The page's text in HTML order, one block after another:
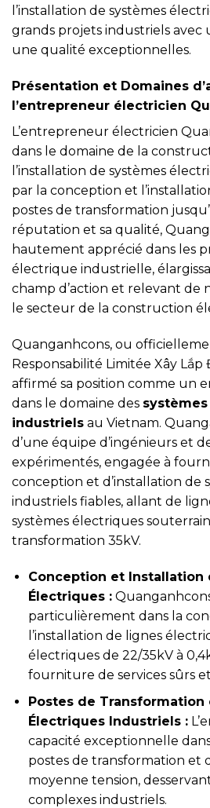
l’installation de systèmes
grands projets industriels
une qualité exceptionnelles.
Présentation et Domaines
l’entrepreneur électricien
L’entrepreneur électricien
dans le domaine de la
l’installation de systèmes
par la conception et
postes de transformation
réputation et sa qualité,
hautement apprécié dans les
électrique industrielle,
champ d’action et relevant de
le secteur de la construction
Quanganhcons, ou
Responsabilité Limitée Xây
affirmé sa position comme un
dans le domaine des
industriels au Vietnam.
d’une équipe d’ingénieurs et
expérimentés, engagée à
conception et d’installation de
industriels fiables, allant de
systèmes électriques
transformation 35kV.
Conception et Installation
Électriques :
particulièrement dans la
l’installation de lignes
électriques de 22/35kV à
fourniture de services sûrs
Postes de Transformation
Électriques Industriels :
capacité exceptionnelle
postes de transformation et
moyenne tension,
complexes industriels.